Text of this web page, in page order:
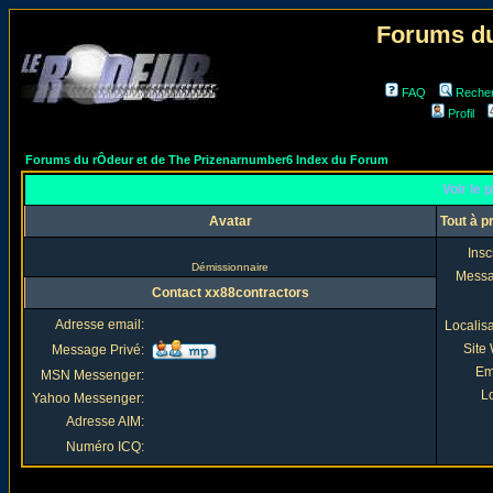
Forums
FAQ
Profil
Forums du rÔdeur et de The Prizenarnumber6 Index du Forum
Voir le
Avatar Tout à
Démissionnaire
Site
Contact xx88contractors
Adresse email:
Message Privé:
MSN Messenger:
Yahoo Messenger:
Adresse AIM:
Numéro ICQ: